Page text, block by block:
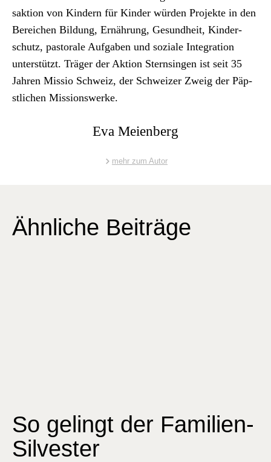
sak­tion von Kindern für Kinder wür­den Pro­jek­te in den
Bere­ichen Bil­dung, Ernährung, Gesund­heit, Kinder­
schutz, pas­torale Auf­gaben und soziale Inte­gra­tion
unter­stützt. Träger der Aktion Sternsin­gen ist seit 35
Jahren Mis­sio Schweiz, der Schweiz­er Zweig der Päp­
stlichen Mis­sion­swerke.
Eva Meienberg
mehr zum Autor
Ähnliche Beiträge
So gelingt der Familien-
Silvester